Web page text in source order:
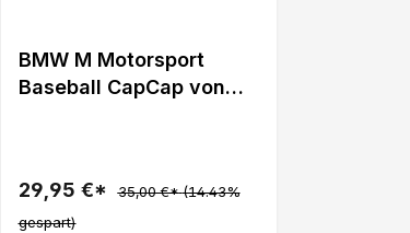
BMW M Motorsport
Baseball CapCap von
29,95 €* 35,00 €*(14.43%
gespart)